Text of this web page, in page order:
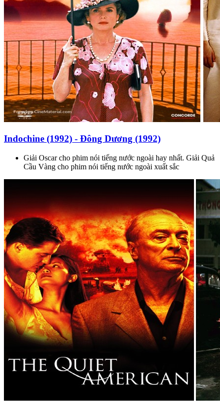
Indochine (1992) - Đông Dương (1992)
Giải Oscar cho phim nói tiếng nước ngoài hay nhất. Giải Quả
Cầu Vàng cho phim nói tiếng nước ngoài xuất sắc